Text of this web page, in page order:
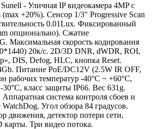
- Уличная IP видеокамера 4MP с
+20%). Сенсор 1/3" Progressive Scan
0.01Lux. Фиксированный
опционально). Сжатие
Максимальная скорость кодирования
20к/с. 2D/3D DNR, dWDR, ROI,
DIS, Defog, HLC, кнопка Reset.
Питание PoE/DC12V (2.5W IR OFF,
рабочих температур -40°C ~ +60°C,
класс защиты IP66. Вес 631g.
система контроля сбоев и
Угол обзора 84 градусов.
движения, детектор потери сети,
карты. Три видео потока.